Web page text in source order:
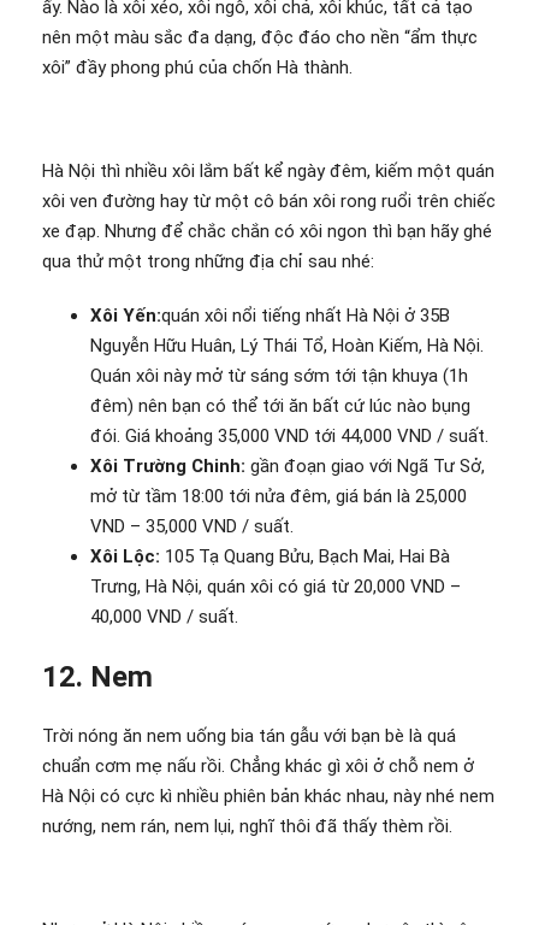
ấy. Nào là xôi xéo, xôi ngô, xôi chả, xôi khúc, tất cả tạo
nên một màu sắc đa dạng, độc đáo cho nền “ẩm thực
xôi” đầy phong phú của chốn Hà thành.
Hà Nội thì nhiều xôi lắm bất kể ngày đêm, kiếm một quán
xôi ven đường hay từ một cô bán xôi rong ruổi trên chiếc
xe đạp. Nhưng để chắc chắn có xôi ngon thì bạn hãy ghé
qua thử một trong những địa chỉ sau nhé:
Xôi Yến:quán xôi nổi tiếng nhất Hà Nội ở 35B
Nguyễn Hữu Huân, Lý Thái Tổ, Hoàn Kiếm, Hà Nội.
Quán xôi này mở từ sáng sớm tới tận khuya (1h
đêm) nên bạn có thể tới ăn bất cứ lúc nào bụng
đói. Giá khoảng 35,000 VND tới 44,000 VND / suất.
Xôi Trường Chinh: gần đoạn giao với Ngã Tư Sở,
mở từ tầm 18:00 tới nửa đêm, giá bán là 25,000
VND – 35,000 VND / suất.
Xôi Lộc: 105 Tạ Quang Bửu, Bạch Mai, Hai Bà
Trưng, Hà Nội, quán xôi có giá từ 20,000 VND –
40,000 VND / suất.
12. Nem
Trời nóng ăn nem uống bia tán gẫu với bạn bè là quá
chuẩn cơm mẹ nấu rồi. Chẳng khác gì xôi ở chỗ nem ở
Hà Nội có cực kì nhiều phiên bản khác nhau, này nhé nem
nướng, nem rán, nem lụi, nghĩ thôi đã thấy thèm rồi.